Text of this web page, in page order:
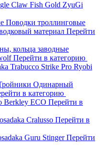
Claw Fish Gold ZyuGi
Поводки троллинговые
материал Перейти
кольца заводные
Перейти в категорию
Trabucco Strike Pro Ryobi
Одинарный
в категорию
Berkley ECO Перейти в
Cralusso Перейти в
Guru StingerПерейти